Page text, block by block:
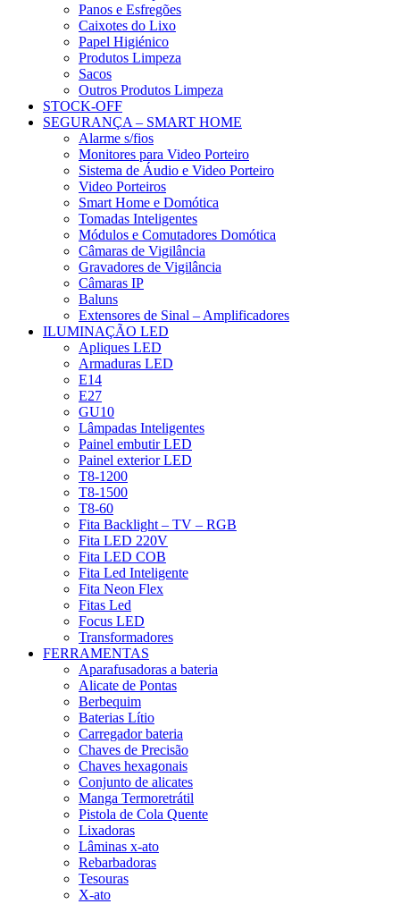
Panos e Esfregões
Caixotes do Lixo
Papel Higiénico
Produtos Limpeza
Sacos
Outros Produtos Limpeza
STOCK-OFF
SEGURANÇA – SMART HOME
Alarme s/fios
Monitores para Video Porteiro
Sistema de Áudio e Video Porteiro
Video Porteiros
Smart Home e Domótica
Tomadas Inteligentes
Módulos e Comutadores Domótica
Câmaras de Vigilância
Gravadores de Vigilância
Câmaras IP
Baluns
Extensores de Sinal – Amplificadores
ILUMINAÇÃO LED
Apliques LED
Armaduras LED
E14
E27
GU10
Lâmpadas Inteligentes
Painel embutir LED
Painel exterior LED
T8-1200
T8-1500
T8-60
Fita Backlight – TV – RGB
Fita LED 220V
Fita LED COB
Fita Led Inteligente
Fita Neon Flex
Fitas Led
Focus LED
Transformadores
FERRAMENTAS
Aparafusadoras a bateria
Alicate de Pontas
Berbequim
Baterias Lítio
Carregador bateria
Chaves de Precisão
Chaves hexagonais
Conjunto de alicates
Manga Termoretrátil
Pistola de Cola Quente
Lixadoras
Lâminas x-ato
Rebarbadoras
Tesouras
X-ato